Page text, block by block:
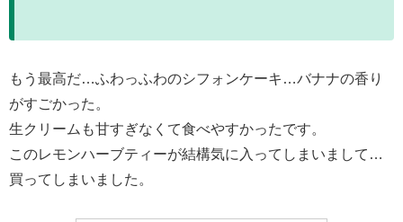
もう最高だ…ふわっふわのシフォンケーキ…バナナの香り
がすごかった。
生クリームも甘すぎなくて食べやすかったです。
このレモンハーブティーが結構気に入ってしまいまして…
買ってしまいました。